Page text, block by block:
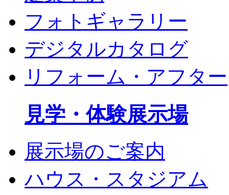
フォトギャラリー
デジタルカタログ
リフォーム・アフター
見学・体験展示場
展示場のご案内
ハウス・スタジアム